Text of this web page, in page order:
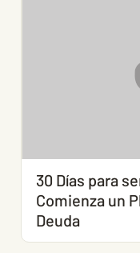
30 Días para
Comienza un
Deuda